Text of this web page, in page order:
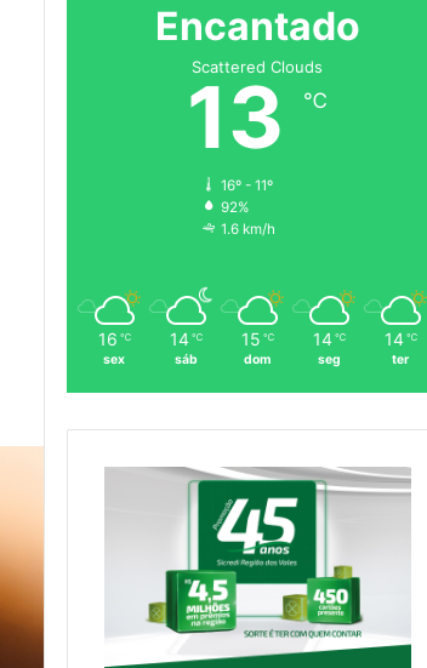
Encantado
Scattered Clouds
13 ℃
16º - 11º
92%
1.6 km/h
16 ℃
sex
14 ℃
sáb
15 ℃
dom
14 ℃
seg
14 ℃
ter